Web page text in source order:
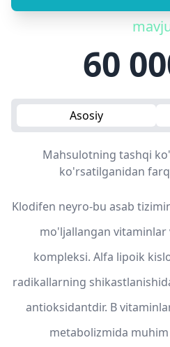
60
Asosiy
Mahsulotning tashqi
ko'rsatilganidan
Klodifen neyro-bu asab
mo'ljallangan vitaminlar
kompleksi. Alfa lipoik
radikallarning
antioksidantdir. B
metabolizmida